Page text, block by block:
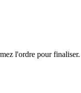
l'ordre pour finaliser.